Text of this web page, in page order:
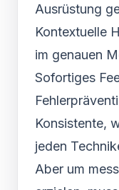
Ausrüstung
Kontextuelle
im genauen
Sofortiges
Konsistente,
jeden
Aber um